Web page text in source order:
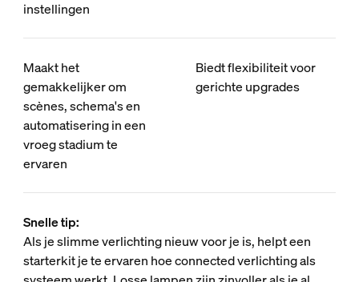
instellingen
Maakt het
gemakkelijker om
scènes, schema's en
automatisering in een
vroeg stadium te
ervaren
Biedt flexibiliteit voor
gerichte upgrades
Snelle tip:
Als je slimme verlichting nieuw voor je is, helpt een
starterkit je te ervaren hoe connected verlichting als